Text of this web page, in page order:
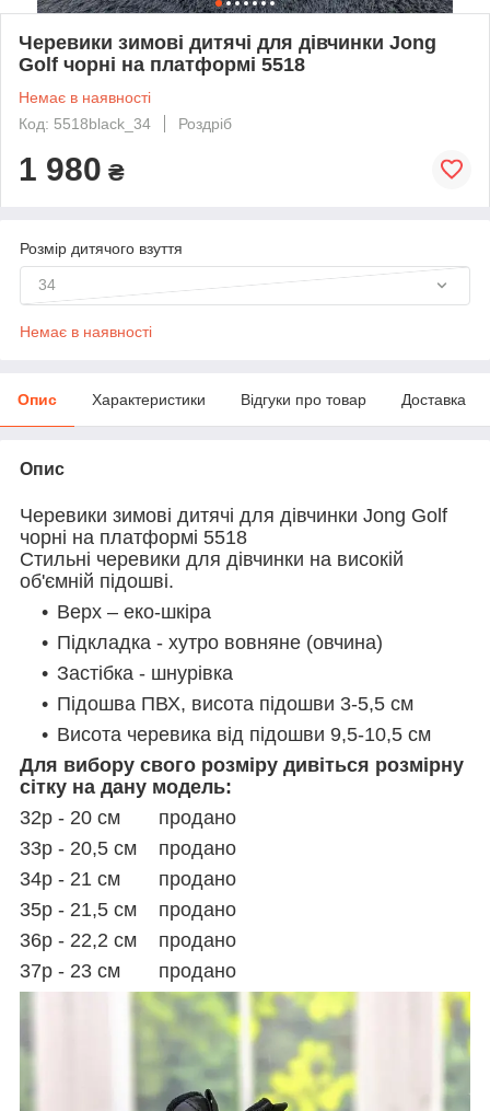
Черевики зимові дитячі для дівчинки Jong
Golf чорні на платформі 5518
Немає в наявності
Код: 5518black_34
Роздріб
1 980 ₴
Розмір дитячого взуття
34
Немає в наявності
Опис Характеристики Відгуки про товар Доставка
Опис
Черевики зимові дитячі для дівчинки Jong Golf
чорні на платформі 5518
Стильні черевики для дівчинки на високій
об'ємній підошві.
Верх – еко-шкіра
Підкладка - хутро вовняне (овчина)
Застібка - шнурівка
Підошва ПВХ, висота підошви 3-5,5 см
Висота черевика від підошви 9,5-10,5 см
Для вибору свого розміру дивіться розмірну
сітку на дану модель:
32р - 20 см продано
33р - 20,5 см продано
34р - 21 см продано
35р - 21,5 см продано
36р - 22,2 см продано
37р - 23 см продано